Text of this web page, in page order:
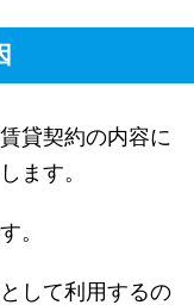
貸契約の内容に
ます。
。
して利用するの